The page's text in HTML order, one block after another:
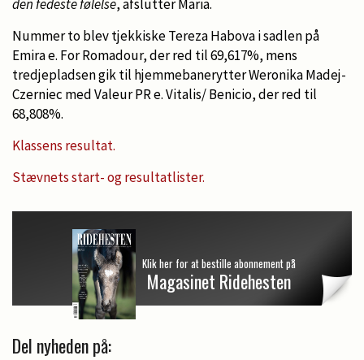
den fedeste følelse, afslutter Maria.
Nummer to blev tjekkiske Tereza Habova i sadlen på
Emira e. For Romadour, der red til 69,617%, mens
tredjepladsen gik til hjemmebanerytter Weronika Madej-
Czerniec med Valeur PR e. Vitalis/ Benicio, der red til
68,808%.
Klassens resultat.
Stævnets start- og resultatlister.
Klik her for at bestille abonnement på
Magasinet Ridehesten
Del nyheden på: